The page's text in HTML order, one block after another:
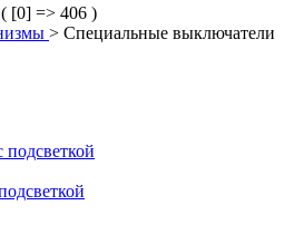
[0] => 406 )
> Специальные выключатели